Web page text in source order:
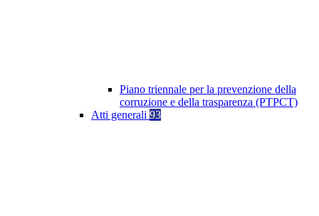
Piano triennale per la prevenzione della
corruzione e della trasparenza (PTPCT)
Atti generali 93